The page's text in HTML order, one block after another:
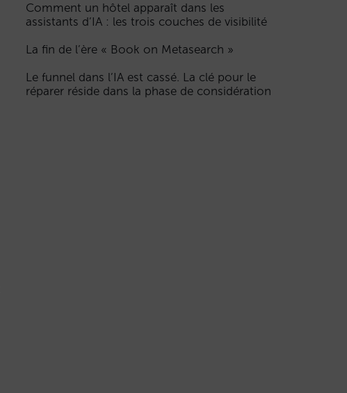
Comment un hôtel apparaît dans les
assistants d’IA : les trois couches de visibilité
La fin de l’ère « Book on Metasearch »
Le funnel dans l’IA est cassé. La clé pour le
réparer réside dans la phase de considération